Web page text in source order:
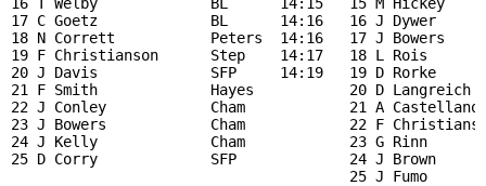
17 C Goetz             BL      14:16   16 J Dywer
18 N Corrett           Peters  14:16   17 J Bowers
19 F Christianson      Step    14:17   18 L Rois
20 J Davis             SFP     14:19   19 D Rorke
21 F Smith             Hayes           20 D Langreich
22 J Conley            Cham            21 A
23 J Bowers            Cham            22 F
24 J Kelly             Cham            23 G Rinn
25 D Corry             SFP             24 J Brown
25 J Fumo